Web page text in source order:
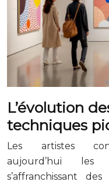
L’évolution
techniques
Les artistes
aujourd’hui les
s’affranchissant